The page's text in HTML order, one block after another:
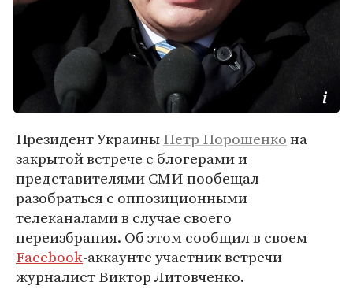
Президент УкраиныПетр Порошенкона
закрытой встрече с блогерами и
представителями СМИ пообещал
разобраться с оппозиционными
телеканалами в случае своего
переизбрания. Об этом сообщил в своем
Facebook-аккаунте участник встречи
журналист Виктор Литовченко.